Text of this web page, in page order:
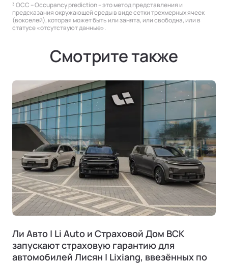
³ OCC – Occupancy prediction – это метод представления и
предсказания окружающей среды в виде сетки трехмерных ячеек
(вокселей), которая может быть или занята, или свободна, или в
статусе «отсутствуют данные».
Смотрите также
Ли Авто | Li Auto и Страховой Дом ВСК
запускают страховую гарантию для
автомобилей Лисян | Lixiang, ввезённых по